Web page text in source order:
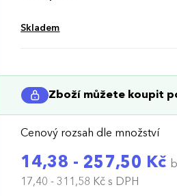
Skladem
Zboží můžete koupit
Cenový rozsah dle množství
14,38 - 257,50 Kč
17,40 - 311,58 Kčs DPH